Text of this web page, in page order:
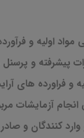
مواد اولیه و
پیشرفته و
و فراورده های
انجام آزمایشات
کنندگان و